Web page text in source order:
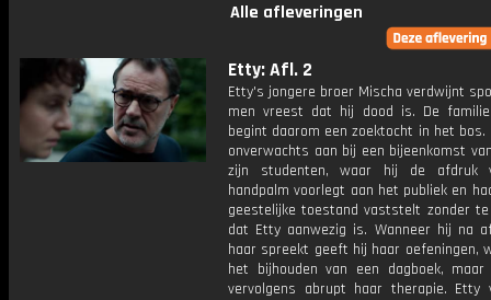
Alle afleveringen
Etty: Afl. 2
Etty's jongere broer Mischa verdwijnt
men vreest dat hij dood is. De
begint daarom een zoektocht in het
onverwachts aan bij een bijeenkomst
zijn studenten, waar hij de afdruk
handpalm voorlegt aan het publiek en
geestelijke toestand vaststelt zonder
dat Etty aanwezig is. Wanneer hij na
haar spreekt geeft hij haar oefeningen,
het bijhouden van een dagboek, maar
vervolgens abrupt haar therapie. Etty